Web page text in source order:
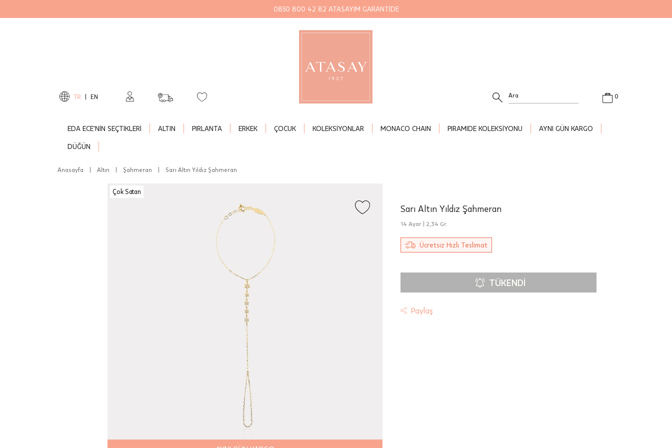
0850 800 42 82 ATASAYIM GARANTİDE
TR EN
EDA ECE'NİN SEÇTİKLERİ ALTIN PIRLANTA ERKEK ÇOCUK KOLEKSİYONLAR MONACO CHAIN PIRAMIDE KOLEKSİYONU AYNI GÜN KARGO
DÜĞÜN
0
Anasayfa Altın Şahmeran Sarı Altın Yıldız Şahmeran
Çok Satan
Sarı Altın Yıldız Şahmeran
14 Ayar | 2,34 Gr.
Ücretsiz Hızlı Teslimat
TÜKENDI
Paylaş
Siparişleriniz "HepsiJet Kargo" ile ücretsiz ve sigortalı olarak
gönderilmektedir.
16:00 arasında verilen siparişler için geçerlidir. Teslimat; sipariş verilen gün